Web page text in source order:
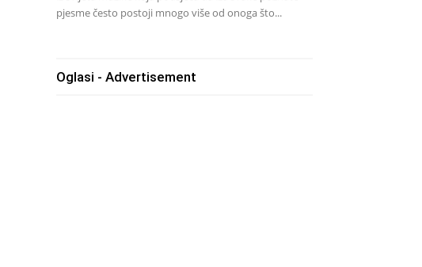
pjesme često postoji mnogo više od onoga što...
Oglasi - Advertisement